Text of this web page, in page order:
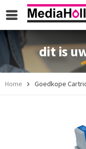
dit is
Home Goedkope